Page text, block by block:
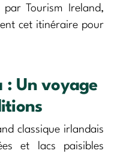
par Tourism Ireland,
cet itinéraire pour
: Un voyage
classique irlandais
et lacs paisibles